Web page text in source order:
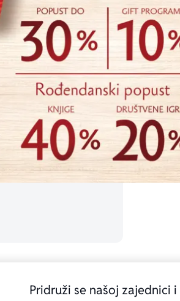
Pridruži se našoj zajednici